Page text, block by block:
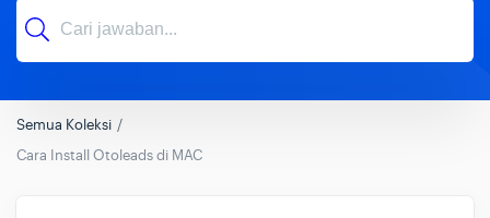
Semua Koleksi
Cara Install Otoleads di MAC